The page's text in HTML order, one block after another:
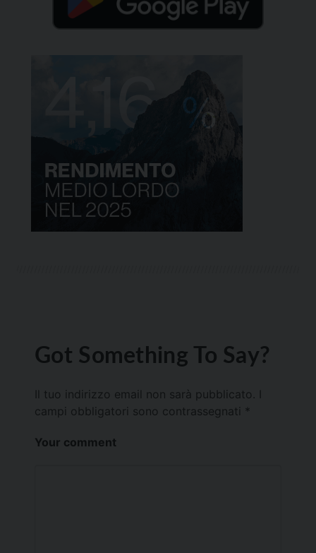
Got Something To Say?
Il tuo indirizzo email non sarà pubblicato.
campi obbligatori sono contrassegnati *
Your comment